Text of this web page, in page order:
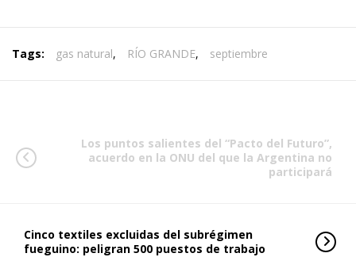
Tags: gas natural, RÍO GRANDE, septiembre
Los puntos salientes del “Pacto del Futuro”,
acuerdo en la ONU del que la Argentina no
participará
Cinco textiles excluidas del subrégimen
fueguino: peligran 500 puestos de trabajo